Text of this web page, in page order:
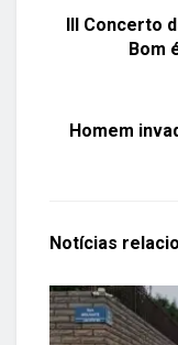
III Concerto
Bom
Homem
Notícias